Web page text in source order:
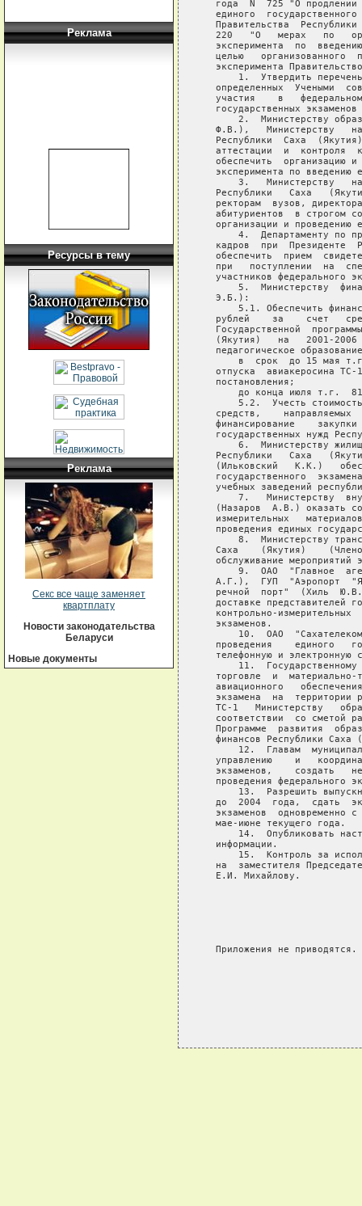
Реклама
Ресурсы в тему
Реклама
Секс все чаще заменяет
квартплату
Новости законодательства
Беларуси
Новые документы
года  N  725 "О
единого
Правительства
220   "О   мерах   по
эксперимента  по
целью   организованного
эксперимента
1.  Утвердить
определенных  Учеными
участия    в
государственных
2.  Министерству
Ф.В.),   Министерству
Республики  Саха
аттестации  и  контроля
обеспечить  организацию
эксперимента по введению
3.   Министерству
Республики   Саха
ректорам  вузов,
абитуриентов  в строгом
организации и проведению
4.  Департаменту по
кадров  при  Президенте
обеспечить  прием
при   поступлении  на
участников федерального
5.  Министерству
   Э.Б.):
5.1. Обеспечить
рублей    за    счет
Государственной
(Якутия)   на   2001-
педагогическое
в  срок  до 15 мая
отпуска  авиакеросина
   постановления;
до конца июля т.г.
5.2.  Учесть
средств,    направляемых
финансирование
государственных нужд
6.  Министерству
Республики   Саха
(Ильковский   К.К.)
государственного
учебных заведений
7.   Министерству
(Назаров  А.В.) оказать
измерительных
проведения единых
8.  Министерству
Саха    (Якутия)
обслуживание мероприятий
9.  ОАО  "Главное
А.Г.),  ГУП  "Аэропорт
речной  порт"  (Хиль
доставке представителей
контрольно-измерительных
   экзаменов.
10.  ОАО
проведения    единого
телефонную и электронную
11.
торговле  и
авиационного
экзамена  на  территории
ТС-1   Министерству
соответствии  со сметой
Программе  развития
финансов Республики Саха
12.  Главам
управлению    и
экзаменов,    создать
проведения федерального
13.  Разрешить
до  2004  года,  сдать
экзаменов  одновременно
   мае-июне текущего года.
14.  Опубликовать
   информации.
15.  Контроль за
на  заместителя
   Е.И. Михайлову.
   Приложения не приводятся.